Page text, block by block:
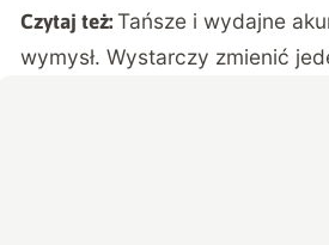
Czytaj też:Tańsze i wydajne
wymysł. Wystarczy zmienić